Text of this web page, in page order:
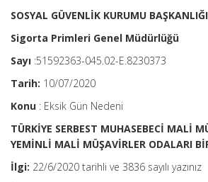
SOSYAL GÜVENLİK KURUMU BAŞKANLIĞI
Sigorta Primleri Genel Müdürlüğü
Sayı :51592363-045.02-E.8230373
Tarih: 10/07/2020
Konu : Eksik Gün Nedeni
TÜRKİYE SERBEST MUHASEBECİ MALİ
YEMİNLİ MALİ MÜŞAVİRLER ODALARI
İlgi: 22/6/2020 tarihli ve 3836 sayılı yazınız